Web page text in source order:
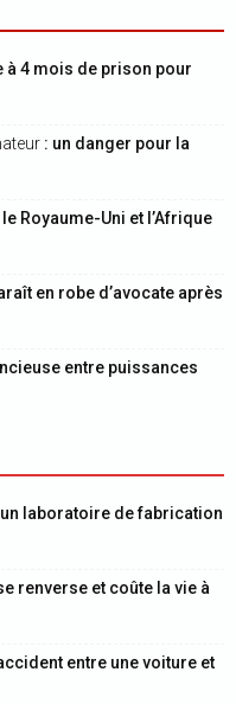
à 4 mois de prison pour
: un danger pour la
Royaume-Uni et l’Afrique
en robe d’avocate après
entre puissances
laboratoire de fabrication
renverse et coûte la vie à
entre une voiture et